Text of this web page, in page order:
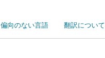
偏向のない言語
翻訳について